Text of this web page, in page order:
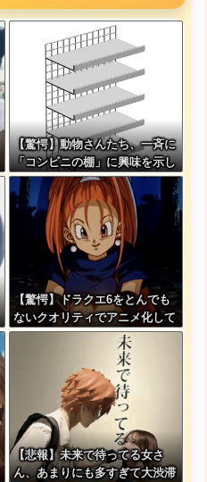
【驚愕】動物さんたち、一斉に
「コンビニの棚」に興味を示し
始める・・・
【驚愕】ドラクエ6をとんでも
ないクオリティでアニメ化して
しまったAI動画がこちらｗｗｗ
【悲報】未来で待ってる女さ
ん、あまりにも多すぎて大渋滞